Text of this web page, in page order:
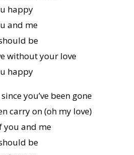
happy
and me
be
without your love
happy
you’ve been gone
carry on (oh my love)
you and me
be